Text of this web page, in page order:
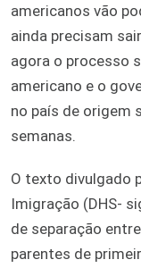
americanos vão
ainda precisam
agora o processo
americano e o
no país de origem
semanas.
O texto divulgado
Imigração (DHS-
de separação
parentes de